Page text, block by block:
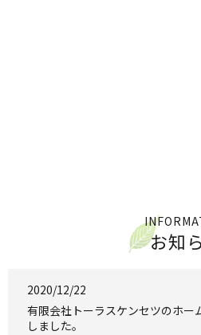
お知
2020/12/22
有限会社トーラスケンセツのホー
しました。